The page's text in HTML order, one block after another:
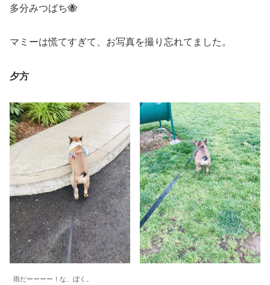
多分みつばち🐝
マミーは慌てすぎて、お写真を撮り忘れてました。
夕方
雨だーーーー！な、ぼく。